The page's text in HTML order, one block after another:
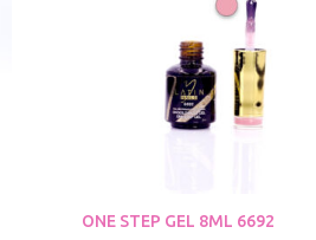
ONE STEP GEL 8ML 6692